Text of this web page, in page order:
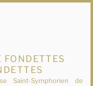
FONDETTES
Saint-Symphorien de